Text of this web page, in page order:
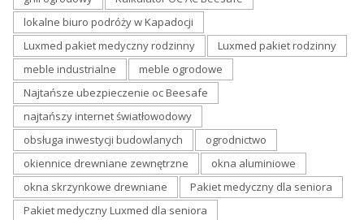
lokalne biuro podróży w Kapadocji
Luxmed pakiet medyczny rodzinny
Luxmed pakiet rodzinny
meble industrialne
meble ogrodowe
Najtańsze ubezpieczenie oc Beesafe
najtańszy internet światłowodowy
obsługa inwestycji budowlanych
ogrodnictwo
okiennice drewniane zewnętrzne
okna aluminiowe
okna skrzynkowe drewniane
Pakiet medyczny dla seniora
Pakiet medyczny Luxmed dla seniora